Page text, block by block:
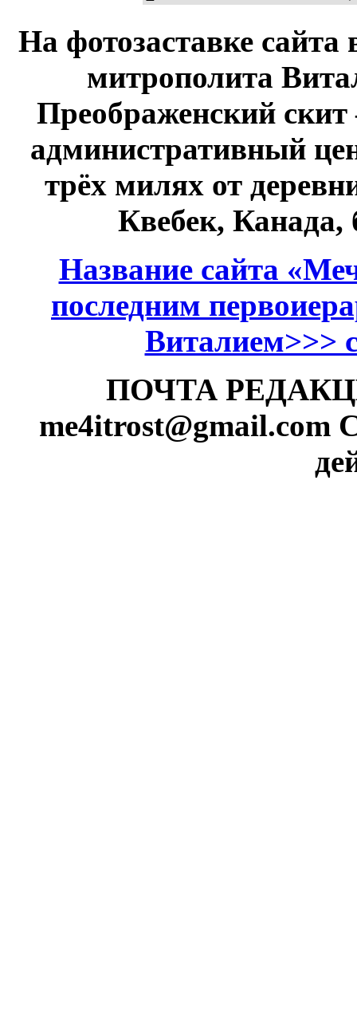
На фотозаставке сайта
митрополита
Преображенский
административный
трёх милях от
Квебек,
Название сайта
последним
Виталием>>>
ПОЧТА
me4itrost@gmail.com